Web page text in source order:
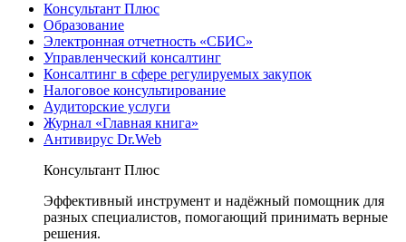
Консультант Плюс
Образование
Электронная отчетность «СБИС»
Управленческий консалтинг
Консалтинг в сфере регулируемых закупок
Налоговое консультирование
Аудиторские услуги
Журнал «Главная книга»
Антивирус Dr.Web
Консультант Плюс
Эффективный инструмент и надёжный помощник для
разных специалистов, помогающий принимать верные
решения.